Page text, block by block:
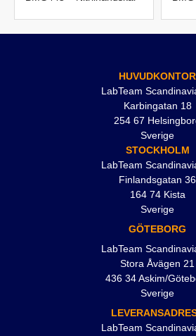
HUVUDKONTOR
LabTeam
Karbingatan 18
254 67
Sverige
STOCKHOLM
LabTeam
Finlandsgatan 36
164 74 Kista
Sverige
GÖTEBORG
LabTeam
Stora Åvägen 21
436 34 Askim/
Sverige
LabTeam